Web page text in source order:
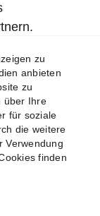
– aber
Im
zu
anbieten
zu
über Ihre
für soziale
die weitere
Verwendung
finden